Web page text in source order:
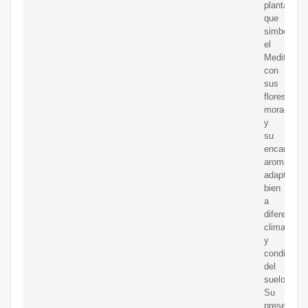
planta
que
simboliza
el
con
sus
flores
moradas
y
su
encantador
aroma.Se
adapta
bien
a
diferentes
climas
y
del
suelo.
Su
presencia